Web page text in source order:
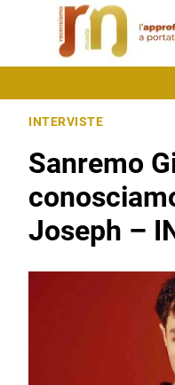
INTERVISTE
Sanremo
Joseph –